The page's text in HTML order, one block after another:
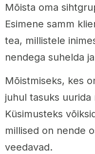
Mõista oma
Esimene samm
tea, millistele
nendega suhelda
Mõistmiseks, kes
juhul tasuks
Küsimusteks
millised on nende
veedavad.